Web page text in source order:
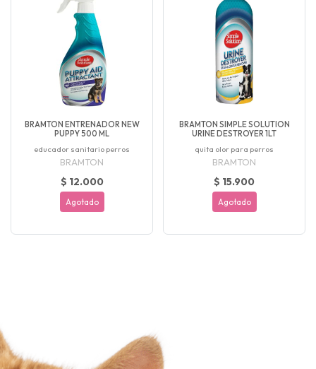
BRAMTON ENTRENADOR NEW
PUPPY 500 ML
educador sanitario perros
BRAMTON
$ 12.000
Agotado
BRAMTON SIMPLE SOLUTION
URINE DESTROYER 1LT
quita olor para perros
BRAMTON
$ 15.900
Agotado